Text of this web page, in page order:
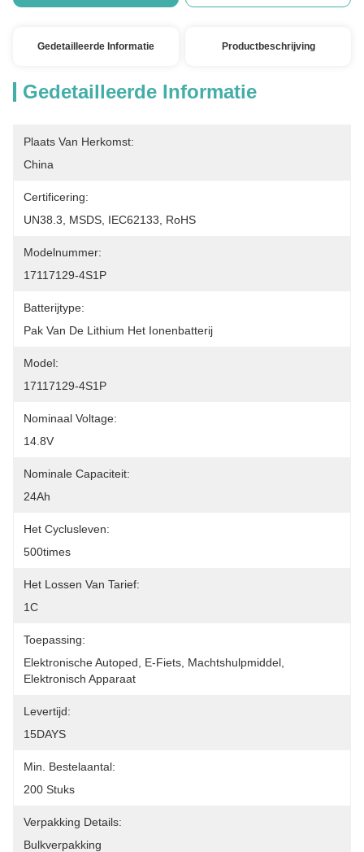
Gedetailleerde Informatie Productbeschrijving
Gedetailleerde Informatie
Plaats Van Herkomst:
China
Certificering:
UN38.3, MSDS, IEC62133, RoHS
Modelnummer:
17117129-4S1P
Batterijtype:
Pak Van De Lithium Het Ionenbatterij
Model:
17117129-4S1P
Nominaal Voltage:
14.8V
Nominale Capaciteit:
24Ah
Het Cyclusleven:
500times
Het Lossen Van Tarief:
1C
Toepassing:
Elektronische Autoped, E-Fiets, Machtshulpmiddel,
Elektronisch Apparaat
Levertijd:
15DAYS
Min. Bestelaantal:
200 Stuks
Verpakking Details:
Bulkverpakking